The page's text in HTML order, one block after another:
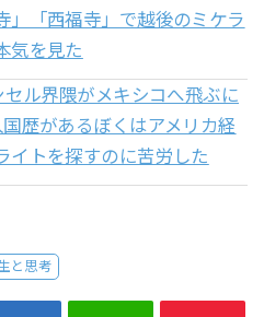
」「西福寺」で越後のミケラ
気を見た
ル界隈がメキシコへ飛ぶに
歴があるぼくはアメリカ経
イトを探すのに苦労した
と思考